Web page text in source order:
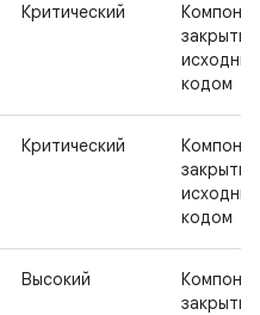
Критический
закрытым
исходным
кодом
Критический
закрытым
исходным
кодом
Высокий
закрытым